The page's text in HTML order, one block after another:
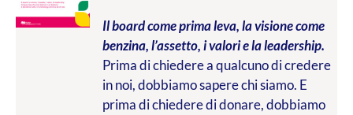
Il board come prima leva, la visione come
benzina, l’assetto, i valori e la leadership.
Prima di chiedere a qualcuno di credere
in noi, dobbiamo sapere chi siamo. E
prima di chiedere di donare, dobbiamo